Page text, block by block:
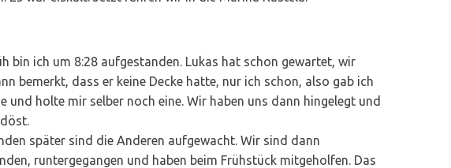
bin ich um 8:28 aufgestanden. Lukas hat schon gewartet, wir
bemerkt, dass er keine Decke hatte, nur ich schon, also gab ich
und holte mir selber noch eine. Wir haben uns dann hingelegt und
später sind die Anderen aufgewacht. Wir sind dann
runtergegangen und haben beim Frühstück mitgeholfen. Das